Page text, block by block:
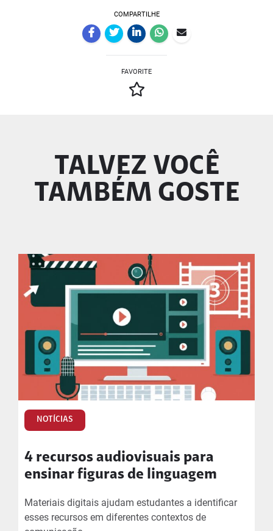
COMPARTILHE
FAVORITE
TALVEZ VOCÊ
TAMBÉM GOSTE
NOTÍCIAS
4 recursos audiovisuais para
ensinar figuras de linguagem
Materiais digitais ajudam estudantes a identificar
esses recursos em diferentes contextos de